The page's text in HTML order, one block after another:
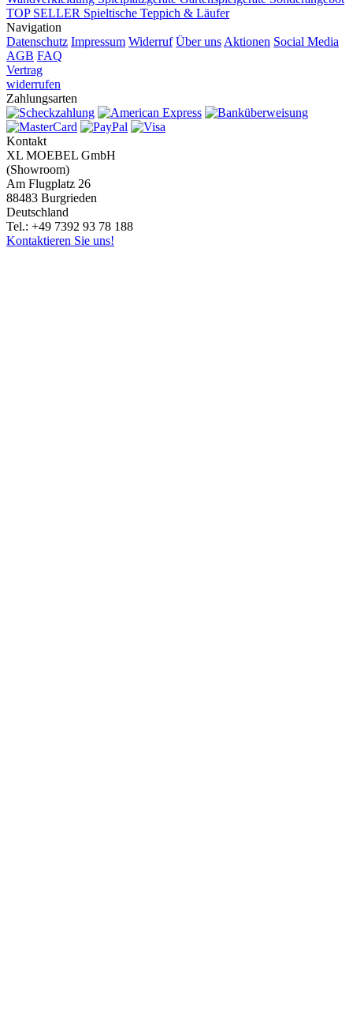
TOP SELLER Spieltische Teppich & Läufer
Navigation
Datenschutz Impressum Widerruf Über uns Aktionen Social Media
AGB FAQ
Vertrag
widerrufen
Zahlungsarten
Kontakt
XL MOEBEL GmbH
(Showroom)
Am Flugplatz 26
88483 Burgrieden
Deutschland
Tel.: +49 7392 93 78 188
Kontaktieren Sie uns!